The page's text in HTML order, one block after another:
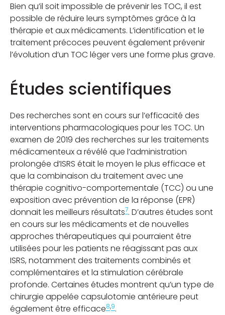
Bien qu’il soit impossible de prévenir les TOC, il est
possible de réduire leurs symptômes grâce à la
thérapie et aux médicaments. L’identification et le
traitement précoces peuvent également prévenir
l’évolution d’un TOC léger vers une forme plus grave.
Études scientifiques
Des recherches sont en cours sur l’efficacité des
interventions pharmacologiques pour les TOC. Un
examen de 2019 des recherches sur les traitements
médicamenteux a révélé que l’administration
prolongée d’ISRS était le moyen le plus efficace et
que la combinaison du traitement avec une
thérapie cognitivo-comportementale (TCC) ou une
exposition avec prévention de la réponse (EPR)
donnait les meilleurs résultats7. D’autres études sont
en cours sur les médicaments et de nouvelles
approches thérapeutiques qui pourraient être
utilisées pour les patients ne réagissant pas aux
ISRS, notamment des traitements combinés et
complémentaires et la stimulation cérébrale
profonde. Certaines études montrent qu’un type de
chirurgie appelée capsulotomie antérieure peut
également être efficace8,9.